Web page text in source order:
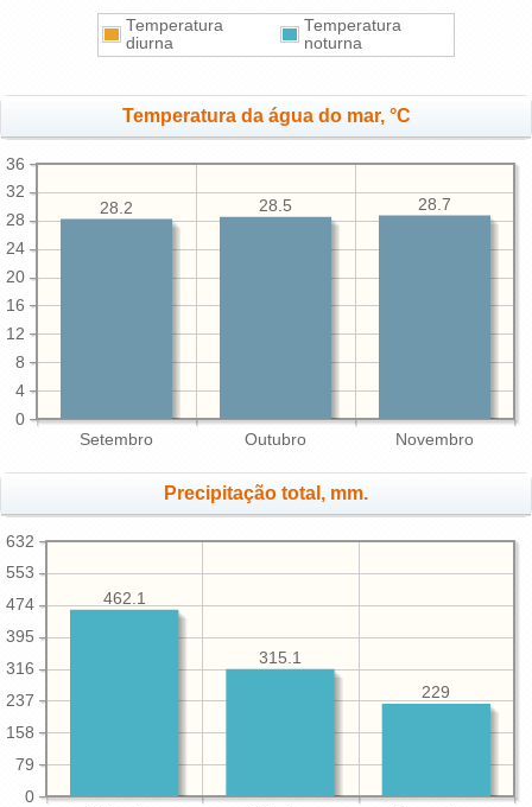
Temperatura
diurna
Temperatura
noturna
Temperatura da água do mar, °C
Setembro Outubro Novembro
0
4
8
12
16
20
24
28
32
36
28.7
28.5
28.2
Precipitação total, mm.
0
79
158
237
316
395
474
553
632
229
315.1
462.1